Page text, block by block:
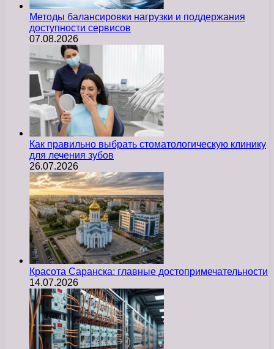
Методы балансировки нагрузки и поддержания
доступности сервисов
07.08.2026
Как правильно выбрать стоматологическую клинику
для лечения зубов
26.07.2026
Красота Саранска: главные достопримечательности
14.07.2026